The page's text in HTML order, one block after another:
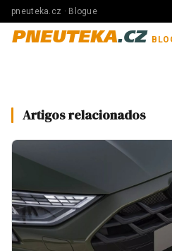
pneuteka.cz · Blogue
PNEUTEKA.CZ
Artigos relacionados